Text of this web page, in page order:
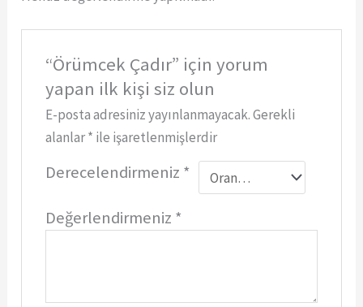
“Örümcek Çadır” için yorum
yapan ilk kişi siz olun
E-posta adresiniz yayınlanmayacak.Gerekli
alanlar* ile işaretlenmişlerdir
Derecelendirmeniz *
Değerlendirmeniz *